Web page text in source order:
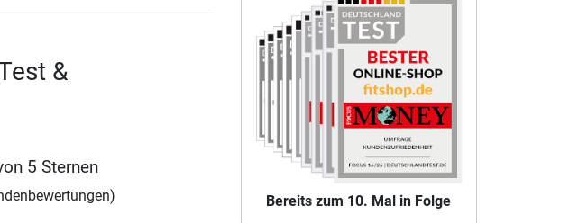
&
5 Sternen
Bereits zum 10. Mal in Folge